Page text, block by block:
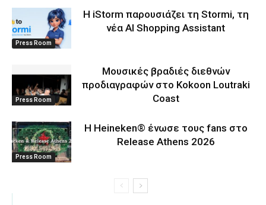
Press Room
Η iStorm παρουσιάζει τη Stormi, τη
νέα AI Shopping Assistant
Press Room
Μουσικές βραδιές διεθνών
προδιαγραφών στο Kokoon Loutraki
Coast
Press Room
Η Heineken® ένωσε τους fans στο
Release Athens 2026